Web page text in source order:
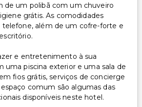
de um polibã com um chuveiro
grátis. As comodidades
telefone, além de um cofre-forte e
e entretenimento à sua
uma piscina exterior e uma sala de
fios grátis, serviços de concierge
comum são algumas das
disponíveis neste hotel.